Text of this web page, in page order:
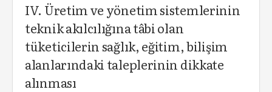
IV. Üretim ve yönetim sistemlerinin
teknik akılcılığına tâbi olan
tüketicilerin sağlık, eğitim, bilişim
alanlarındaki taleplerinin dikkate
alınması